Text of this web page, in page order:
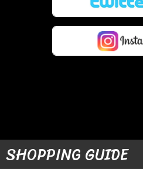
SHOPPING GUIDE